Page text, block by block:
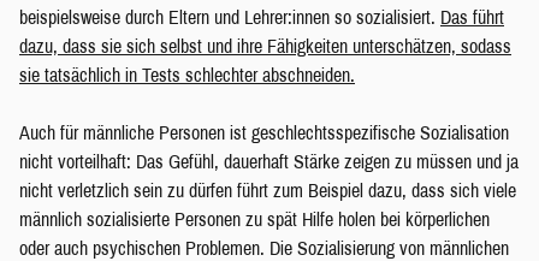
beispielsweise durch Eltern und Lehrer:innen so sozialisiert. Das führt
dazu, dass sie sich selbst und ihre Fähigkeiten unterschätzen, sodass
sie tatsächlich in Tests schlechter abschneiden.
Auch für männliche Personen ist geschlechtsspezifische Sozialisation
nicht vorteilhaft: Das Gefühl, dauerhaft Stärke zeigen zu müssen und ja
nicht verletzlich sein zu dürfen führt zum Beispiel dazu, dass sich viele
männlich sozialisierte Personen zu spät Hilfe holen bei körperlichen
oder auch psychischen Problemen. Die Sozialisierung von männlichen